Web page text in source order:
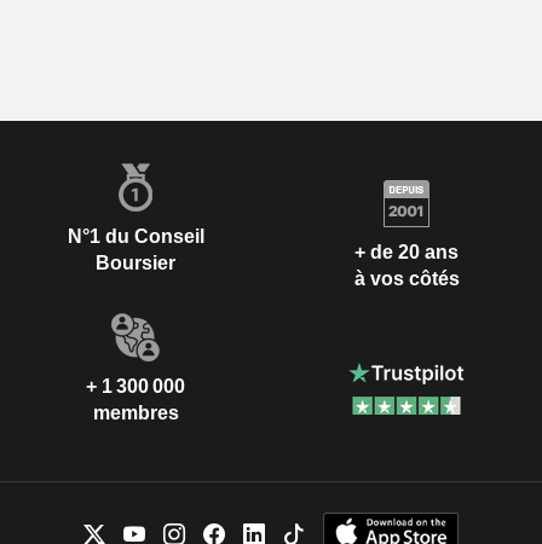
N°1 du Conseil
Boursier
+ de 20 ans
à vos côtés
+ 1 300 000
membres